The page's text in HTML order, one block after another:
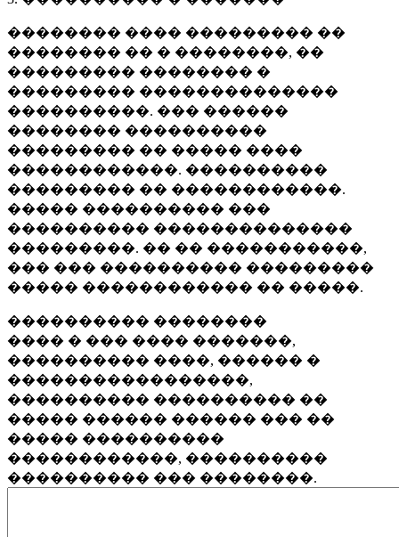
�������� ���� ��������� ��
�������� �� � ��������, ��
��������� �������� �
��������� ��������������
����������. ��� ������
�������� ����������
��������� �� ����� ����
������������. ����������
��������� �� ������������.
����� ���������� ���
���������� ��������������
���������. �� �� �����������,
��� ��� ���������� ���������
����� ������������ �� �����.
���������� ��������
���� � ��� ���� �������,
���������� ����, ������ �
�����������������,
���������� ���������� ��
����� ������ ������ ��� ��
����� ����������
������������, ����������
���������� ��� ��������.